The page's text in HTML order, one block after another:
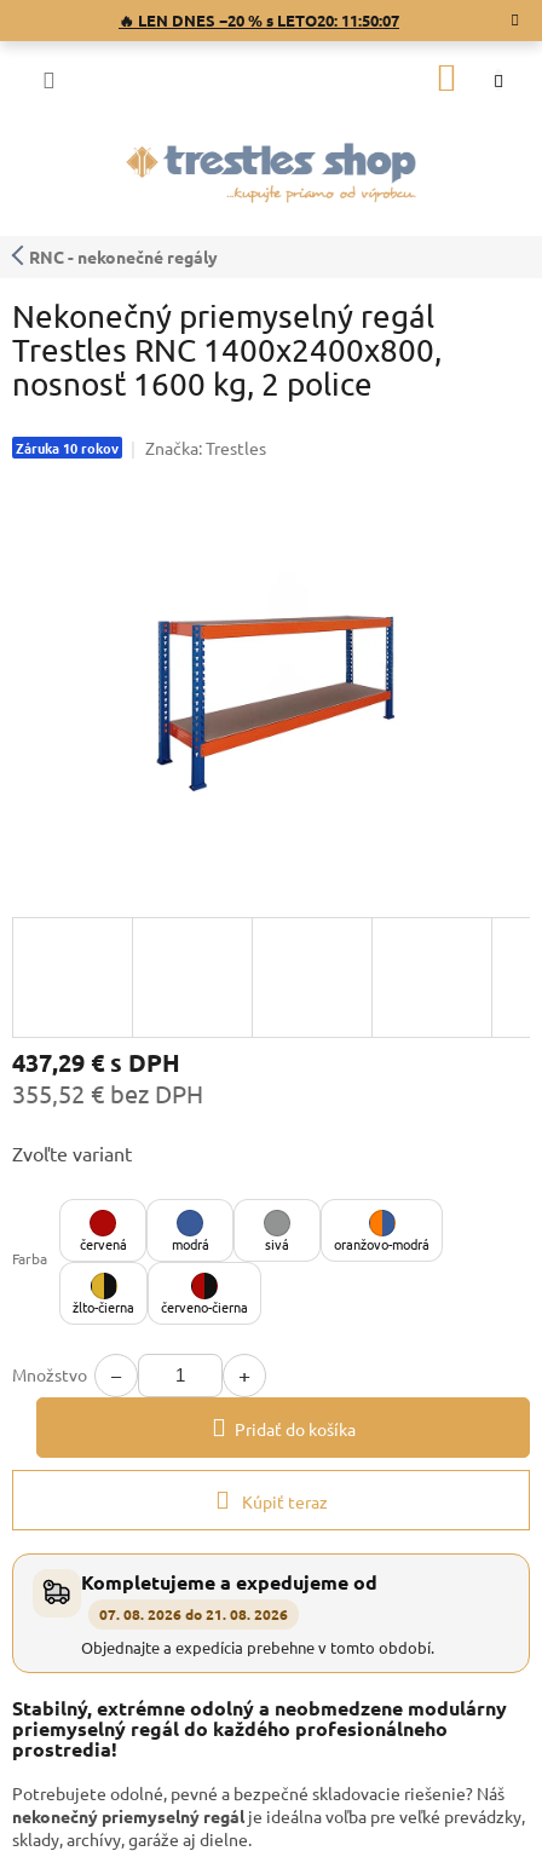
🔥 LEN DNES −20 % s LETO20: 11:50:07
RNC - nekonečné regály
Nekonečný priemyselný regál
Trestles RNC 1400x2400x800,
nosnosť 1600 kg, 2 police
Záruka 10 rokov Značka:Trestles
437,29 €s DPH
355,52 € bez DPH
cena:
Zvoľte variant
Farba
červená modrá sivá oranžovo-modrá
žlto-čierna červeno-čierna
Množstvo − +
Pridať do košíka
Kúpiť teraz
Kompletujeme a expedujeme od
07. 08. 2026 do 21. 08. 2026
Objednajte a expedícia prebehne v tomto období.
Stabilný, extrémne odolný a neobmedzene modulárny
priemyselný regál do každého profesionálneho
prostredia!
Potrebujete odolné, pevné a bezpečné skladovacie riešenie? Náš
nekonečný priemyselný regál je ideálna voľba pre veľké prevádzky,
sklady, archívy, garáže aj dielne.